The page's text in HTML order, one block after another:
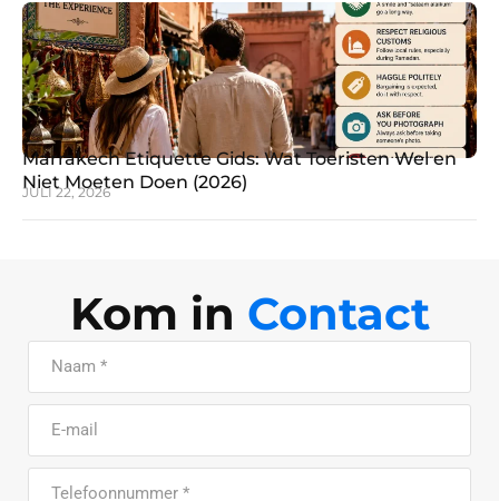
Marrakech Etiquette Gids: Wat Toeristen Wel en
Niet Moeten Doen (2026)
JULI 22, 2026
Kom in Contact